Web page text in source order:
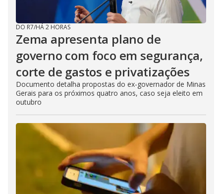
DO R7/HÁ 2 HORAS
Zema apresenta plano de
governo com foco em segurança,
corte de gastos e privatizações
Documento detalha propostas do ex-governador de Minas
Gerais para os próximos quatro anos, caso seja eleito em
outubro